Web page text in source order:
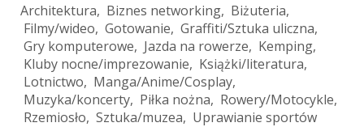
Architektura, Biznes networking, Biżuteria,
Filmy/wideo, Gotowanie, Graffiti/Sztuka uliczna,
Gry komputerowe, Jazda na rowerze, Kemping,
Kluby nocne/imprezowanie, Książki/literatura,
Lotnictwo, Manga/Anime/Cosplay,
Muzyka/koncerty, Piłka nożna, Rowery/Motocykle,
Rzemiosło, Sztuka/muzea, Uprawianie sportów